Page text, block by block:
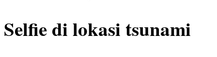
Selfie di lokasi tsunami